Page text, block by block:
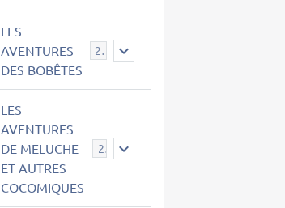
LES
AVENTURES
DES BOBÊTES
23
LES
AVENTURES
DE MELUCHE
ET AUTRES
COCOMIQUES
22